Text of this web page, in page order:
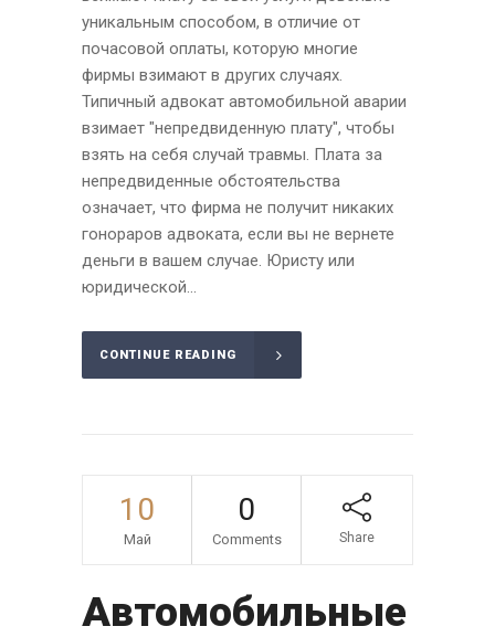
уникальным способом, в отличие от
почасовой оплаты, которую многие
фирмы взимают в других случаях.
Типичный адвокат автомобильной аварии
взимает "непредвиденную плату", чтобы
взять на себя случай травмы. Плата за
непредвиденные обстоятельства
означает, что фирма не получит никаких
гонораров адвоката, если вы не вернете
деньги в вашем случае. Юристу или
юридической...
CONTINUE READING
10
Май
0
Comments Share
Автомобильные